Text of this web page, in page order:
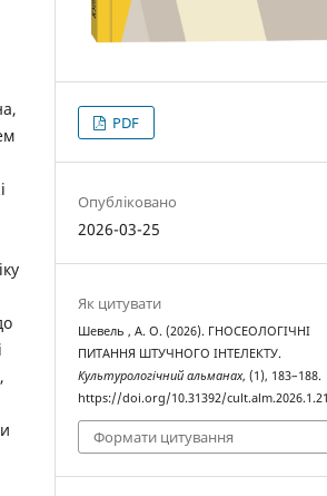
PDF
Опубліковано
2026-03-25
Як цитувати
Шевель , А. О. (2026). ГНОСЕОЛОГІЧНІ
ПИТАННЯ ШТУЧНОГО ІНТЕЛЕКТУ.
Культурологічний альманах, (1), 183–188.
https://doi.org/10.31392/
Формати цитування